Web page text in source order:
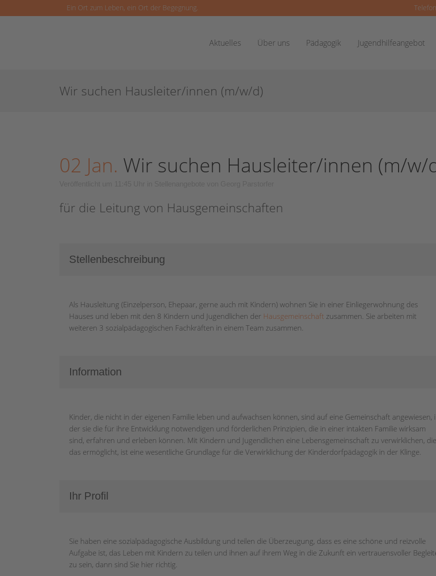
Ein Ort zum Leben, ein Ort der Begegnung.
Aktuelles Über uns Pädagogik Jugendhilfeangebot
Wir suchen Hausleiter/innen (m/w/d)
02 Jan. Wir suchen Hausleiter/innen (m/w/
für die Leitung von Hausgemeinschaften
Stellenbeschreibung
Als Hausleitung (Einzelperson, Ehepaar, gerne auch mit Kindern) wohnen Sie in einer Einliegerwohnung des
Hauses und leben mit den 8 Kindern und Jugendlichen der Hausgemeinschaft zusammen. Sie arbeiten mit
weiteren 3 sozialpädagogischen Fachkräften in einem Team zusammen.
Information
Kinder, die nicht in der eigenen Familie leben und aufwachsen können, sind auf eine Gemeinschaft angewiesen,
der sie die für ihre Entwicklung notwendigen und förderlichen Prinzipien, die in einer intakten Familie wirksam
sind, erfahren und erleben können. Mit Kindern und Jugendlichen eine Lebensgemeinschaft zu verwirklichen, die
das ermöglicht, ist eine wesentliche Grundlage für die Verwirklichung der Kinderdorfpädagogik in der Klinge.
Ihr Profil
Sie haben eine sozialpädagogische Ausbildung und teilen die Überzeugung, dass es eine schöne und reizvolle
Aufgabe ist, das Leben mit Kindern zu teilen und ihnen auf ihrem Weg in die Zukunft ein vertrauensvoller
zu sein, dann sind Sie hier richtig.